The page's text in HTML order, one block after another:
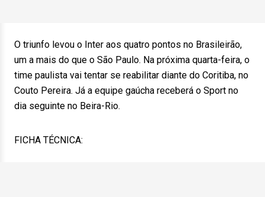
O triunfo levou o Inter aos quatro pontos no Brasileirão,
um a mais do que o São Paulo. Na próxima quarta-feira, o
time paulista vai tentar se reabilitar diante do Coritiba, no
Couto Pereira. Já a equipe gaúcha receberá o Sport no
dia seguinte no Beira-Rio.
FICHA TÉCNICA: